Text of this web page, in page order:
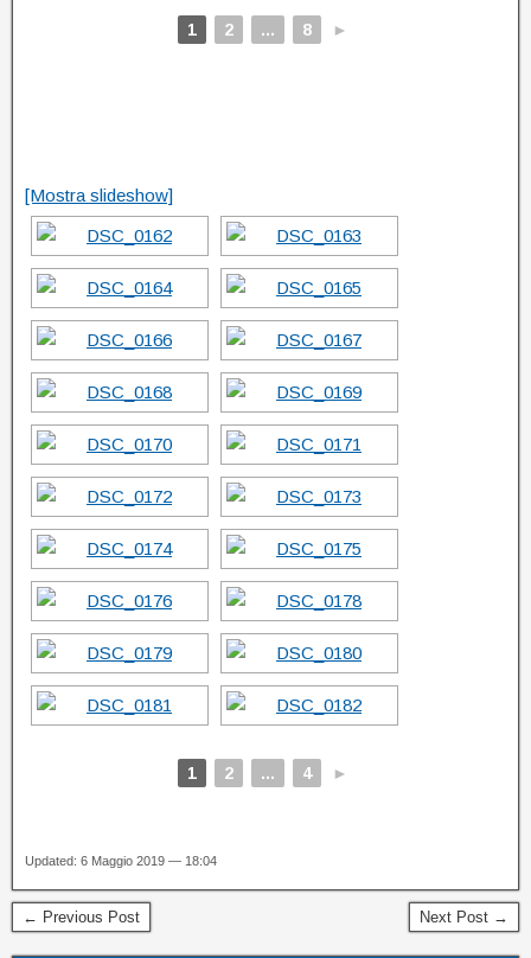
1 2 ... 8 ►
[Mostra slideshow]
1 2 ... 4 ►
Updated: 6 Maggio 2019 — 18:04
← Previous Post Next Post →